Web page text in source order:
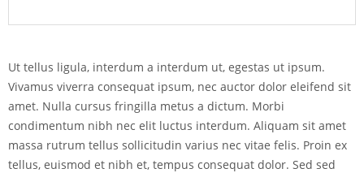
Ut tellus ligula, interdum a interdum ut, egestas ut ipsum.
Vivamus viverra consequat ipsum, nec auctor dolor eleifend sit
amet. Nulla cursus fringilla metus a dictum. Morbi
condimentum nibh nec elit luctus interdum. Aliquam sit amet
massa rutrum tellus sollicitudin varius nec vitae felis. Proin ex
tellus, euismod et nibh et, tempus consequat dolor. Sed sed